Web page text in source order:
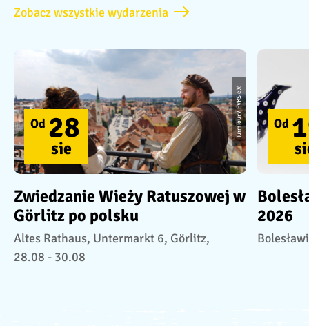
Zobacz wszystkie wydarzenia
TurmTour / FVKS e.V.
Od 28
sie
Zwiedzanie Wieży Ratuszowej w
Görlitz po polsku
Altes Rathaus, Untermarkt 6, Görlitz,
28.08 - 30.08
Od
2026